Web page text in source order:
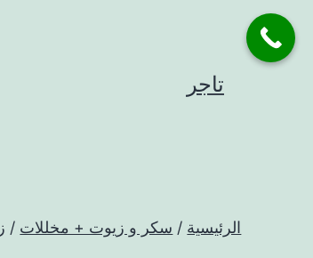
التخطي
إلى
تاجر
الرئيسية / سكر و زيوت + مخللات /